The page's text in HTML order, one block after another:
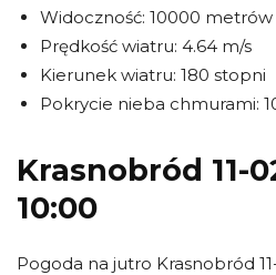
Widoczność: 10000 metrów
Prędkość wiatru: 4.64 m/s
Kierunek wiatru: 180 stopni
Pokrycie nieba chmurami:
Krasnobród 11-
10:00
Pogoda na jutro Krasnobród